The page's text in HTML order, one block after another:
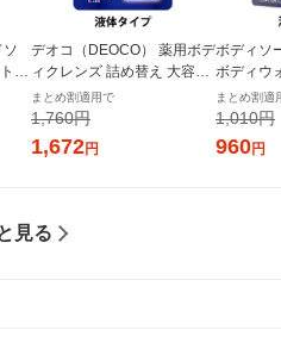
ソ
ラ
保
デオコ（DEOCO） 薬用ボデ
ィクレンズ 詰め替え 大容量
650g ロート製薬 【液体タイ
プ】
まとめ割適用で
1,760円
1,672円
ボディソ
ボディウ
モイスチ
用 特大
イプ
まとめ割適
1,010円
960円
見る